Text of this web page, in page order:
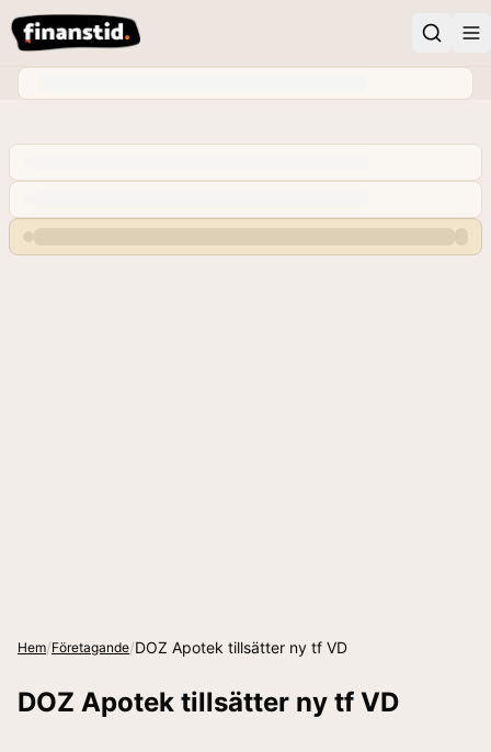
Hem/Företagande/DOZ Apotek tillsätter ny tf VD
DOZ Apotek tillsätter ny tf VD